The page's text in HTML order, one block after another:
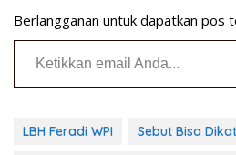
Berlangganan untuk dapatkan pos
Ketikkan email Anda...
LBH Feradi WPI Sebut Bisa